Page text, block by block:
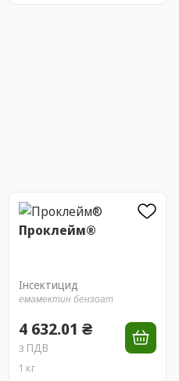
Проклейм®
Інсектицид
емамектин бензоат
4 632.01 ₴
з ПДВ
1 кг